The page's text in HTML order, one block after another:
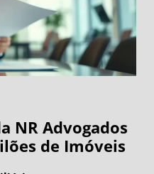
NR Advogados
de Imóveis